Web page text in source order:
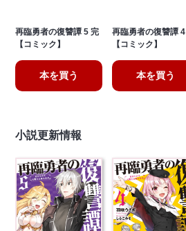
再臨勇者の復讐譚 5 完
【コミック】
本を買う
再臨勇者の復讐譚 4
【コミック】
本を買う
小説更新情報